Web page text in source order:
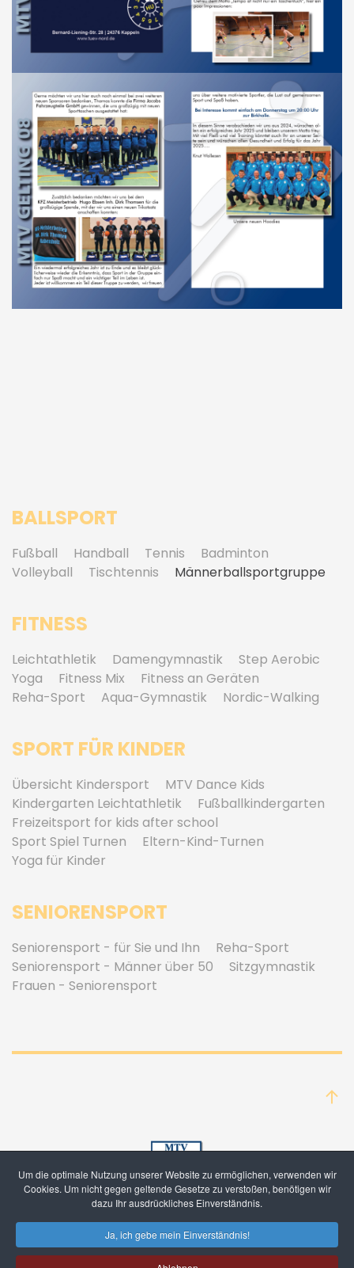
Um die optimale Nutzung unserer Website zu ermöglichen, verwenden wir
Cookies. Um nicht gegen geltende Gesetze zu verstoßen, benötigen wir
dazu Ihr ausdrückliches Einverständnis.
Ja, ich gebe mein Einverständnis!
BALLSPORT
Fußball Handball Tennis
Badminton
Volleyball
Tischtennis Männerballsportgruppe
FITNESS
Leichtathletik Damengymnastik
Step Aerobic
Yoga
Fitness Mix
Fitness an Geräten
Reha-Sport
Aqua-Gymnastik Nordic-Walking
SPORT FÜR KINDER
Übersicht Kindersport
MTV Dance Kids
Kindergarten Leichtathletik
Fußballkindergarten
Freizeitsport for kids after school
Sport Spiel Turnen
Eltern-Kind-Turnen
Yoga für Kinder
SENIORENSPORT
Seniorensport - für Sie und Ihn
Reha-Sport
Seniorensport - Männer über 50
Sitzgymnastik
Frauen - Seniorensport
Mitglied werden